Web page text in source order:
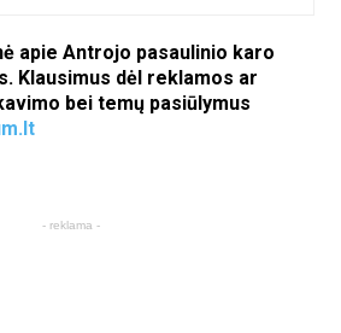
apie Antrojo pasaulinio karo
Klausimus dėl reklamos ar
bei temų pasiūlymus
- reklama -